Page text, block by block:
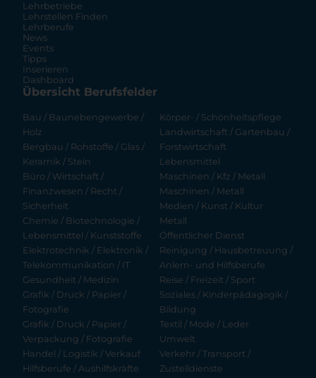
Lehrbetriebe
Lehrstellen Finden
Lehrberufe
News
Events
Tipps
Inserieren
Dashboard
Übersicht Berufsfelder
Bau / Baunebengewerbe /
Holz
Bergbau / Rohstoffe / Glas /
Keramik / Stein
Büro / Wirtschaft /
Finanzwesen / Recht /
Sicherheit
Chemie / Biotechnologie /
Lebensmittel / Kunststoffe
Elektrotechnik / Elektronik /
Telekommunikation / IT
Gesundheit / Medizin
Grafik / Druck / Papier /
Fotografie
Grafik / Druck / Papier /
Verpackung / Fotografie
Handel / Logistik / Verkauf
Hilfsberufe / Aushilfskräfte
Körper- / Schönheitspflege
Landwirtschaft / Gartenbau /
Forstwirtschaft
Lebensmittel
Maschinen / Kfz / Metall
Maschinen / Metall
Medien / Kunst / Kultur
Metall
Öffentlicher Dienst
Reinigung / Hausbetreuung /
Anlern- und Hilfsberufe
Reise / Freizeit / Sport
Soziales / Kinderpädagogik /
Bildung
Textil / Mode / Leder
Umwelt
Verkehr / Transport /
Zustelldienste